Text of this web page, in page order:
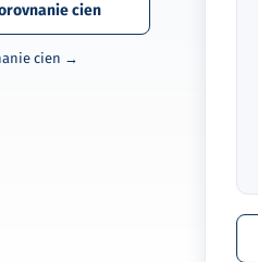
cien
cien →